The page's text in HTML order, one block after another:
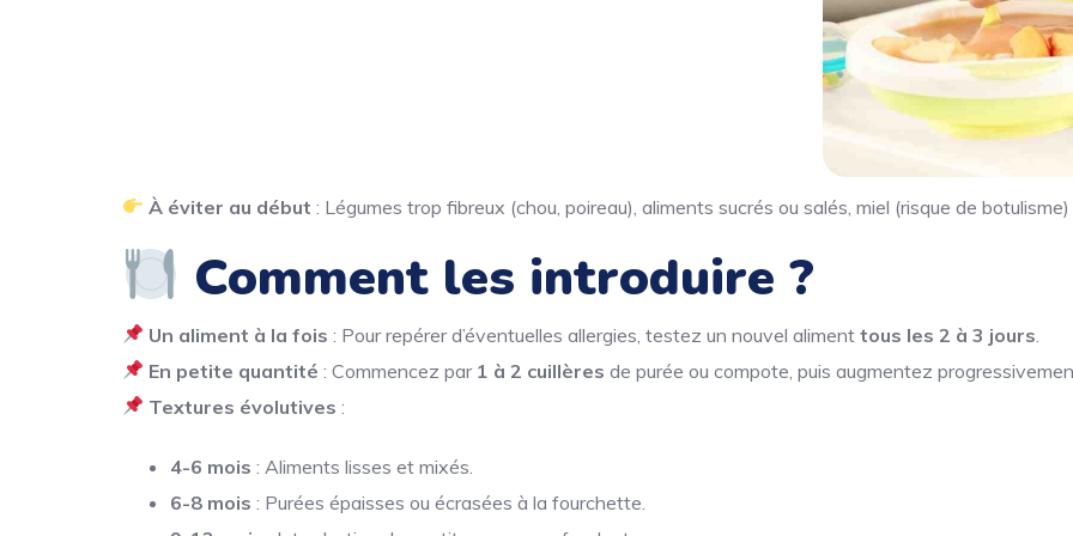
À éviter au début : Légumes trop fibreux (chou, poireau), aliments sucrés ou salés, miel (risque de botulisme)
Comment les introduire ?
Un aliment à la fois : Pour repérer d’éventuelles allergies, testez un nouvel alimenttous les 2 à 3 jours
En petite quantité : Commencez par 1 à 2 cuillères de purée ou compote, puis augmentez
Textures évolutives :
4-6 mois : Aliments lisses et mixés.
6-8 mois : Purées épaisses ou écrasées à la fourchette.